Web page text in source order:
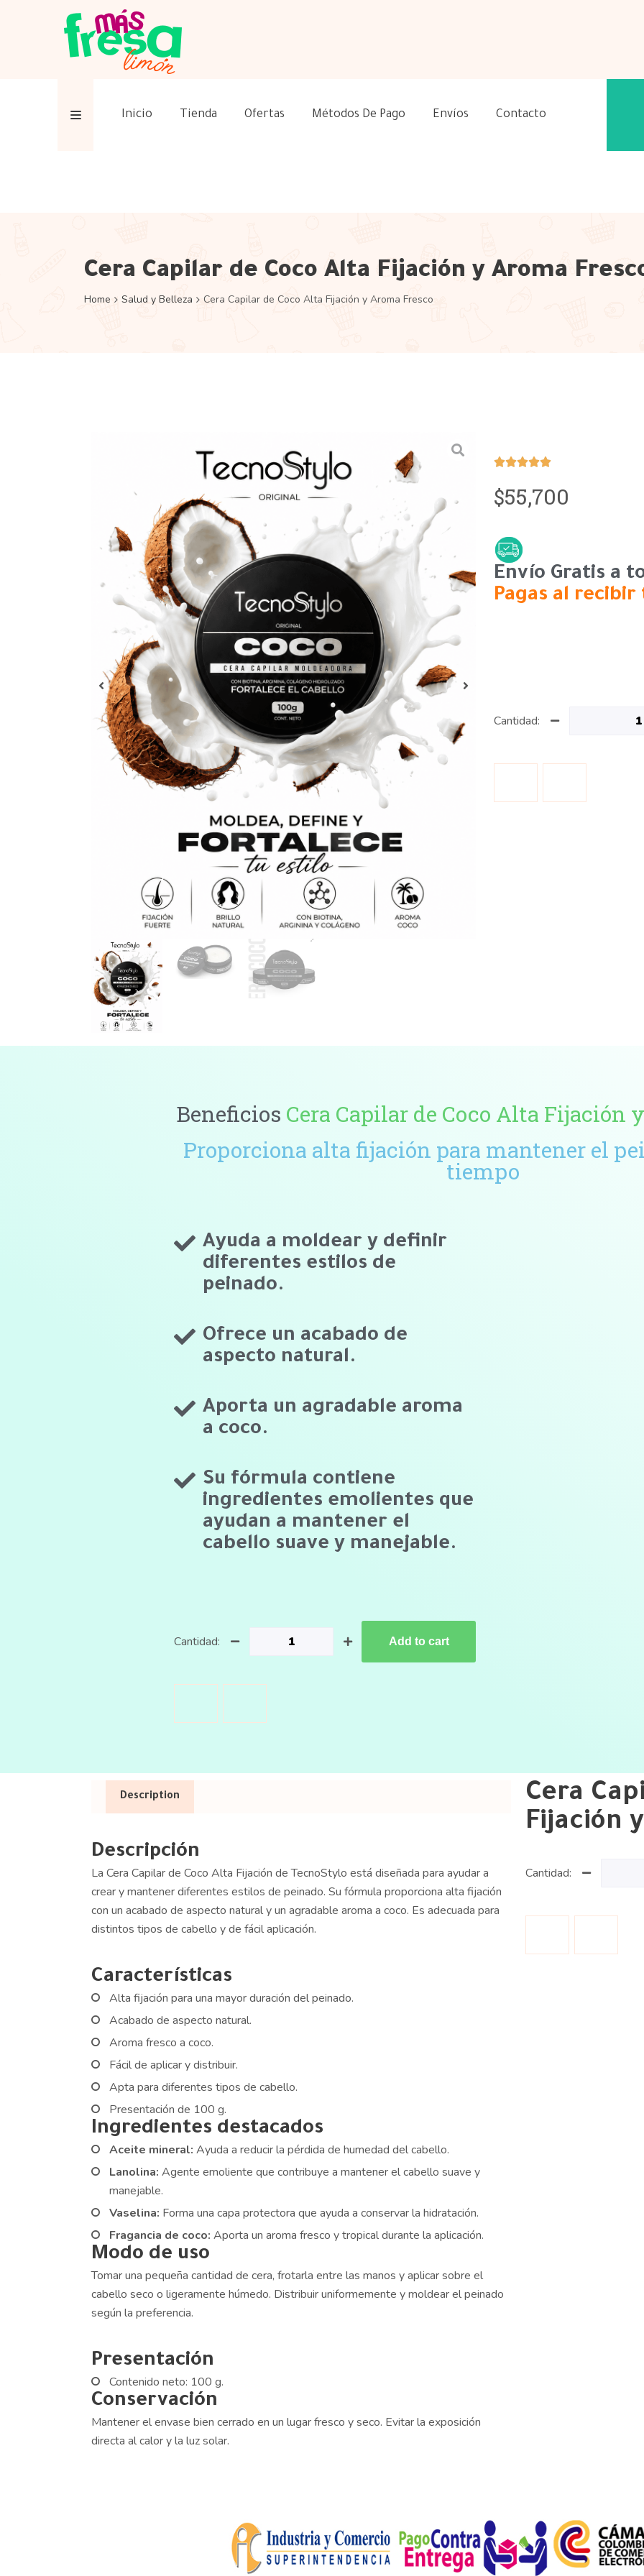
Inicio Tienda Ofertas Métodos De Pago Envíos Contacto
Cera Capilar de Coco Alta Fijación y Aroma
Home Salud y Belleza Cera Capilar de Coco Alta Fijación y Aroma Fresco

$55,700
Envío Gratis a
Pagas al
Cantidad:
Beneficios Cera Capilar de Coco Alta Fijación
Proporciona alta fijación para mantener el
tiempo
Ayuda a moldear y definir
diferentes estilos de
peinado.
Ofrece un acabado de
aspecto natural.
Aporta un agradable aroma
a coco.
Su fórmula contiene
ingredientes emolientes que
ayudan a mantener el
cabello suave y manejable.
Cantidad: Add to cart
Description
Descripción
La Cera Capilar de Coco Alta Fijación de TecnoStylo está diseñada para ayudar a
crear y mantener diferentes estilos de peinado. Su fórmula proporciona alta fijación
con un acabado de aspecto natural y un agradable aroma a coco. Es adecuada para
distintos tipos de cabello y de fácil aplicación.
Características
Alta fijación para una mayor duración del peinado.
Acabado de aspecto natural.
Aroma fresco a coco.
Fácil de aplicar y distribuir.
Apta para diferentes tipos de cabello.
Presentación de 100 g.
Ingredientes destacados
Aceite mineral: Ayuda a reducir la pérdida de humedad del cabello.
Lanolina: Agente emoliente que contribuye a mantener el cabello suave y
manejable.
Vaselina: Forma una capa protectora que ayuda a conservar la hidratación.
Fragancia de coco: Aporta un aroma fresco y tropical durante la aplicación.
Modo de uso
Tomar una pequeña cantidad de cera, frotarla entre las manos y aplicar sobre el
cabello seco o ligeramente húmedo. Distribuir uniformemente y moldear el peinado
según la preferencia.
Presentación
Contenido neto: 100 g.
Conservación
Mantener el envase bien cerrado en un lugar fresco y seco. Evitar la exposición
directa al calor y la luz solar.
Cera
Fijación
Cantidad: